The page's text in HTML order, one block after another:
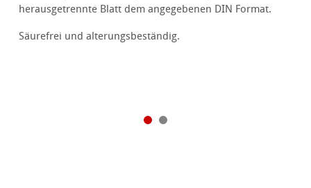
herausgetrennte Blatt dem angegebenen DIN Format.
Säurefrei und alterungsbeständig.